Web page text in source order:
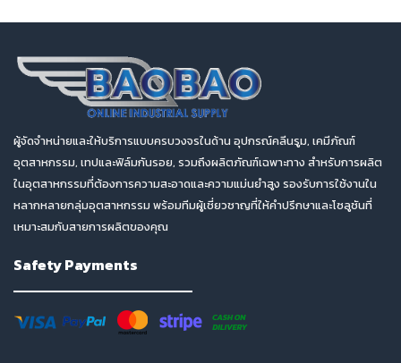
ผู้จัดจำหน่ายและให้บริการแบบครบวงจรในด้าน อุปกรณ์คลีนรูม, เคมีภัณฑ์
อุตสาหกรรม, เทปและฟิล์มกันรอย, รวมถึงผลิตภัณฑ์เฉพาะทาง สำหรับการผลิต
ในอุตสาหกรรมที่ต้องการความสะอาดและความแม่นยำสูง รองรับการใช้งานใน
หลากหลายกลุ่มอุตสาหกรรม พร้อมทีมผู้เชี่ยวชาญที่ให้คำปรึกษาและโซลูชันที่
เหมาะสมกับสายการผลิตของคุณ
Safety Payments